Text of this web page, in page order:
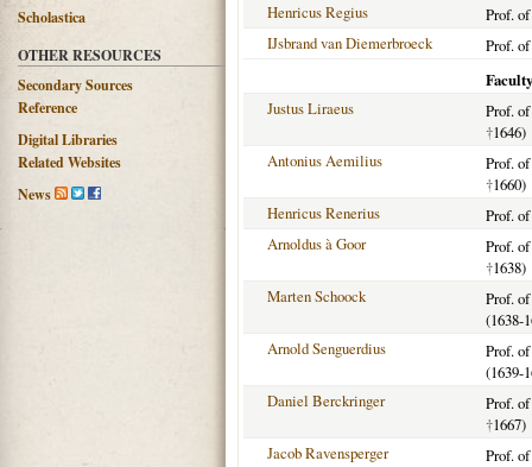
Scholastica
OTHER RESOURCES
Secondary Sources
Reference
Digital Libraries
Related Websites
News
Henricus Regius
Prof.
IJsbrand van Diemerbroeck
Prof.
Justus Liraeus
Prof.
†1646)
Antonius Aemilius
Prof.
†1660)
Henricus Renerius
Prof.
Arnoldus à Goor
Prof.
†1638)
Marten Schoock
Prof.
(1638-
Arnold Senguerdius
Prof.
(1639-
Daniel Berckringer
Prof.
†1667)
Jacob Ravensperger
Prof.